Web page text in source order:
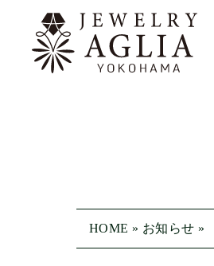
HOME » お知らせ »